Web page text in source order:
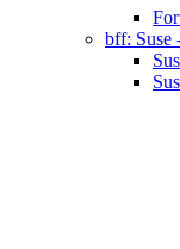
bff: Suse